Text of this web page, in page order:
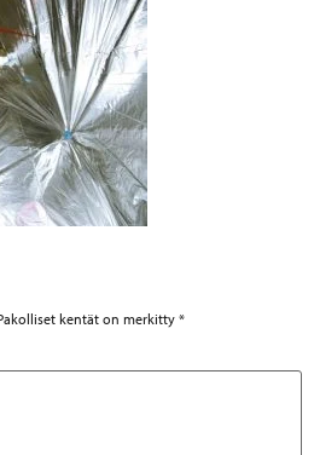
kentät on merkitty *